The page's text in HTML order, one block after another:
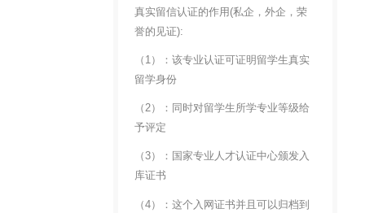
真实留信认证的作用(私企，外企，荣
誉的见证):
（1）：该专业认证可证明留学生真实
留学身份
（2）：同时对留学生所学专业等级给
予评定
（3）：国家专业人才认证中心颁发入
库证书
（4）：这个入网证书并且可以归档到